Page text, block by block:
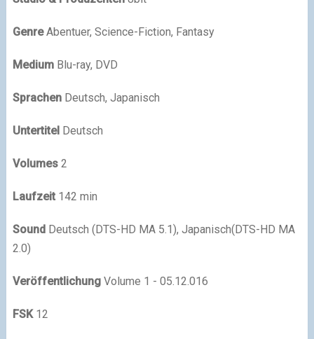
GenreAbentuer, Science-Fiction, Fantasy
MediumBlu-ray, DVD
SprachenDeutsch, Japanisch
UntertitelDeutsch
Volumes2
Laufzeit142 min
SoundDeutsch (DTS-HD MA 5.1), Japanisch(DTS-HD MA
2.0)
VeröffentlichungVolume 1 - 05.12.016
FSK12